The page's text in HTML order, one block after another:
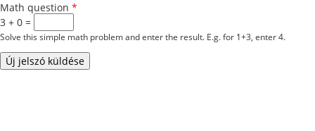
Math question *
3 + 0 =
Solve this simple math problem and enter the result. E.g. for 1+3, enter 4.